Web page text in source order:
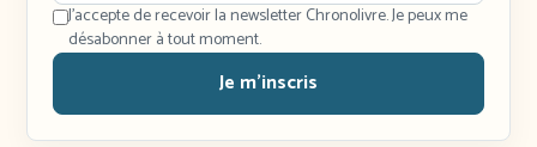
J'accepte de recevoir la newsletter Chronolivre. Je peux me
désabonner à tout moment.